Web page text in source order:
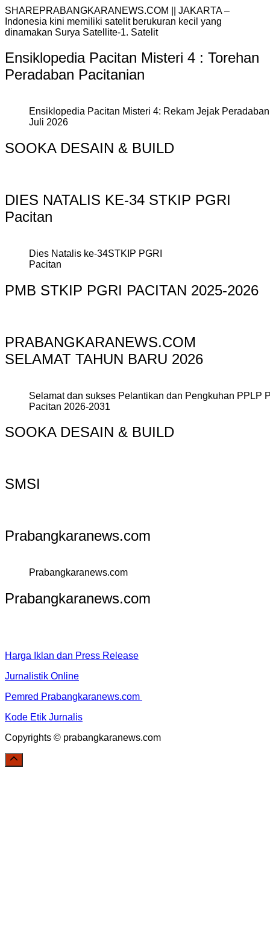
SHAREPRABANGKARANEWS.COM || JAKARTA –
Indonesia kini memiliki satelit berukuran kecil yang
dinamakan Surya Satellite-1. Satelit
Ensiklopedia Pacitan Misteri 4 : Torehan
Peradaban Pacitanian
Ensiklopedia Pacitan Misteri 4: Rekam Jejak
Juli 2026
SOOKA DESAIN & BUILD
DIES NATALIS KE-34 STKIP PGRI
Pacitan
Dies Natalis ke-34STKIP PGRI
Pacitan
PMB STKIP PGRI PACITAN 2025-2026
PRABANGKARANEWS.COM
SELAMAT TAHUN BARU 2026
Selamat dan sukses Pelantikan dan Pengkuhan PPLP
Pacitan 2026-2031
SOOKA DESAIN & BUILD
SMSI
Prabangkaranews.com
Prabangkaranews.com
Prabangkaranews.com
Harga Iklan dan Press Release
Jurnalistik Online
Pemred Prabangkaranews.com
Kode Etik Jurnalis
Copyrights © prabangkaranews.com